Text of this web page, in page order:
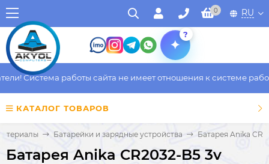
0 RU
?
Система работы сайта не имеет отношения к системе
КАТАЛОГ ТОВАРОВ
Батарейки и зарядные устройства Батарея Anika
Батарея Anika CR2032-B5 3v